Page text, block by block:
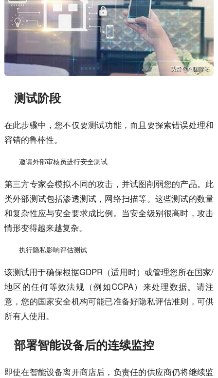
测试阶段
在此步骤中，您不仅要测试功能，而且要探索错误处理和
容错的鲁棒性。
邀请外部审核员进行安全测试
第三方专家会模拟不同的攻击，并试图削弱您的产品。此
类外部测试包括渗透测试，网络扫描等。这些测试的数量
和复杂性应与安全要求成比例。当安全级别很高时，攻击
情形变得越来越复杂。
执行隐私影响评估测试
该测试用于确保根据GDPR（适用时）或管理您所在国家/
地区的任何等效法规（例如CCPA）来处理数据。请注
意，您的国家安全机构可能已准备好隐私评估准则，可供
所有人使用。
部署智能设备后的连续监控
即使在智能设备离开商店后，负责任的供应商仍将继续监